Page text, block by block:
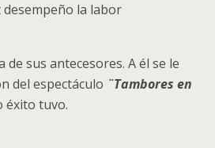
la labor
de sus antecesores. A él se le
del espectáculo ¨Tambores en
éxito tuvo.